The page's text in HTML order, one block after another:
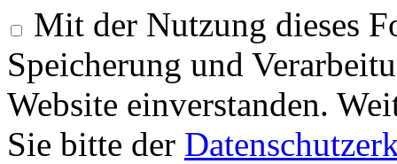
Mit der Nutzung dieses
Speicherung und
Website einverstanden.
Sie bitte der